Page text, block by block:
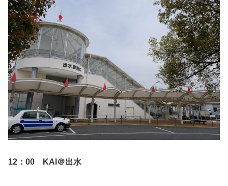
12：00 KAI＠出水